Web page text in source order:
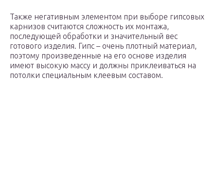
Также негативным элементом при выборе гипсовых
карнизов считаются сложность их монтажа,
последующей обработки и значительный вес
готового изделия. Гипс – очень плотный материал,
поэтому произведенные на его основе изделия
имеют высокую массу и должны приклеиваться на
потолки специальным клеевым составом.